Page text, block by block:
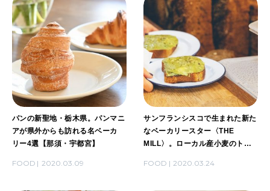
パンの新聖地・栃木県。パンマニ
アが県外からも訪れる名ベーカ
リー4選【那須・宇都宮】
FOOD 2020.03.09
サンフランシスコで生まれた新た
なベーカリースター〈THE
MILL〉。ローカル産小麦のトー
FOOD 2020.03.24